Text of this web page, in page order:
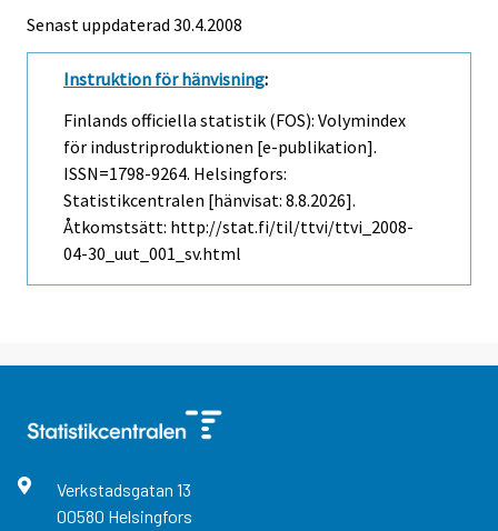
Senast uppdaterad 30.4.2008
Instruktion för hänvisning:
Finlands officiella statistik (FOS): Volymindex
för industriproduktionen [e-publikation].
ISSN=1798-9264. Helsingfors:
Statistikcentralen [hänvisat: 8.8.2026].
Åtkomstsätt: http://stat.fi/til/ttvi/ttvi_2008-
04-30_uut_001_sv.html
Verkstadsgatan 13
00580 Helsingfors